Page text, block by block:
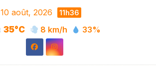
10 août, 2026 11h36
35°C 8 km/h 33%